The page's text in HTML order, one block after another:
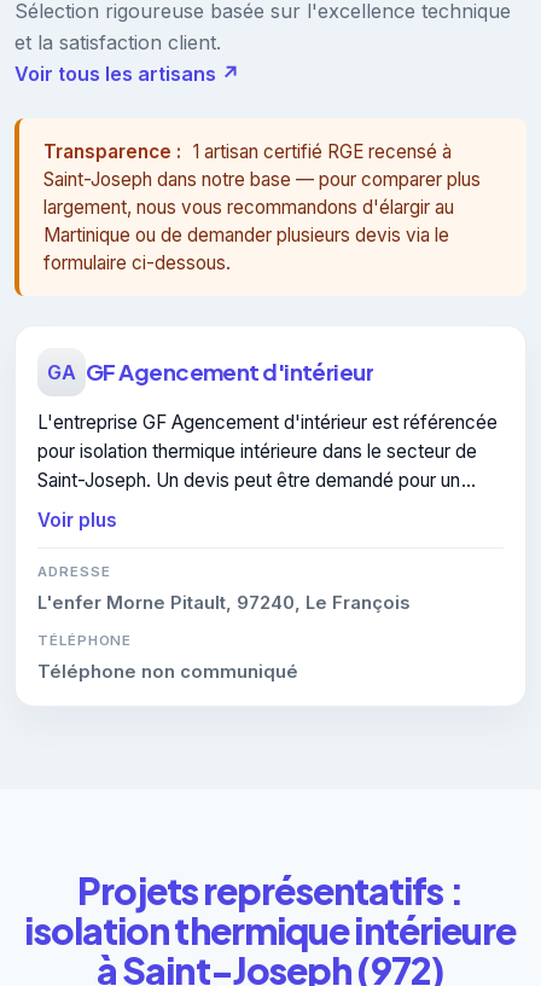
Sélection rigoureuse basée sur l'excellence technique
et la satisfaction client.
Voir tous les artisans ↗
Transparence : 1 artisan certifié RGE recensé à
Saint-Joseph dans notre base — pour comparer plus
largement, nous vous recommandons d'élargir au
Martinique ou de demander plusieurs devis via le
formulaire ci-dessous.
GA GF Agencement d'intérieur
L'entreprise GF Agencement d'intérieur est référencée
pour isolation thermique intérieure dans le secteur de
Saint-Joseph. Un devis peut être demandé pour un
projet de isolation thermique intérieure.
Voir plus
ADRESSE
L'enfer Morne Pitault, 97240, Le François
TÉLÉPHONE
Téléphone non communiqué
Projets représentatifs :
isolation thermique intérieure
à Saint-Joseph (972)